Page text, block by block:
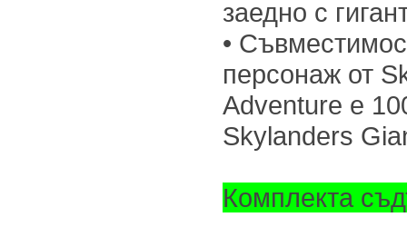
заедно с
•
персонаж от
Adventure е
Skylanders
Комплекта